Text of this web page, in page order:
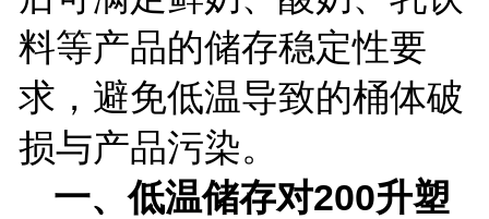
料等产品的储存稳定性要
求，避免低温导致的桶体破
损与产品污染。
一、低温储存对200升塑